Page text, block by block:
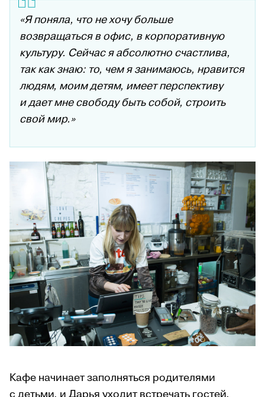
«Я поняла, что не хочу больше
возвращаться в офис, в корпоративную
культуру. Сейчас я абсолютно счастлива,
так как знаю: то, чем я занимаюсь, нравится
людям, моим детям, имеет перспективу
и дает мне свободу быть собой, строить
свой мир.»
Кафе начинает заполняться родителями